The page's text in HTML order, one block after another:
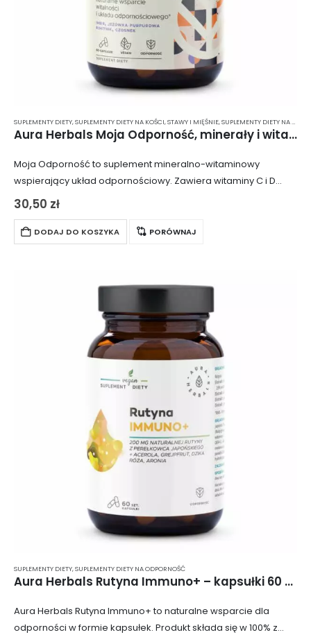
SUPLEMENTY DIETY,SUPLEMENTY DIETY NA KOŚCI, STAWY I MIĘŚNIE,SUPLEMENTY DIETY NA ODPORNOŚĆ
Aura Herbals Moja Odporność, minerały i witaminy – kapsułki 60 szt.
Moja Odporność to suplement mineralno-witaminowy
wspierający układ odpornościowy. Zawiera witaminy C i D
oraz selen i cynk, które wzmacniają kości, stawy i poprawiają
samopoczucie. Opakowanie zawiera 60 kapsułek.
30,50 zł
DODAJ DO KOSZYKA PORÓWNAJ
SUPLEMENTY DIETY,SUPLEMENTY DIETY NA ODPORNOŚĆ
Aura Herbals Rutyna Immuno+ – kapsułki 60 szt.
Aura Herbals Rutyna Immuno+ to naturalne wsparcie dla
odporności w formie kapsułek. Produkt składa się w 100% z